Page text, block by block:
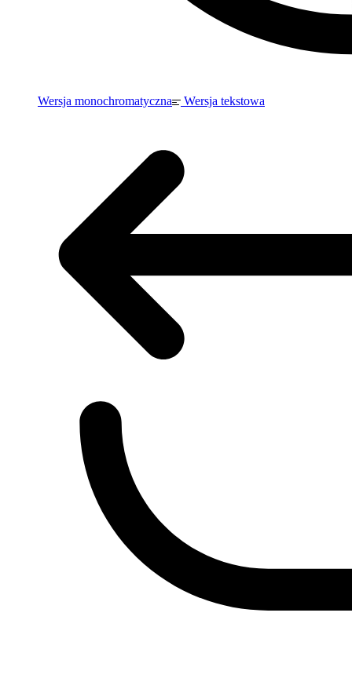
Wersja monochromatyczna Wersja tekstowa